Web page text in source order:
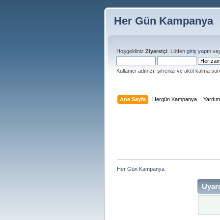
Her Gün Kampanya
Hoşgeldiniz Ziyaretçi . Lütfen giriş yapın
Kullanıcı adınızı, şifrenizi ve aktif kalma
Ana Sayfa Hergün Kampanya Yardım
Her Gün Kampanya